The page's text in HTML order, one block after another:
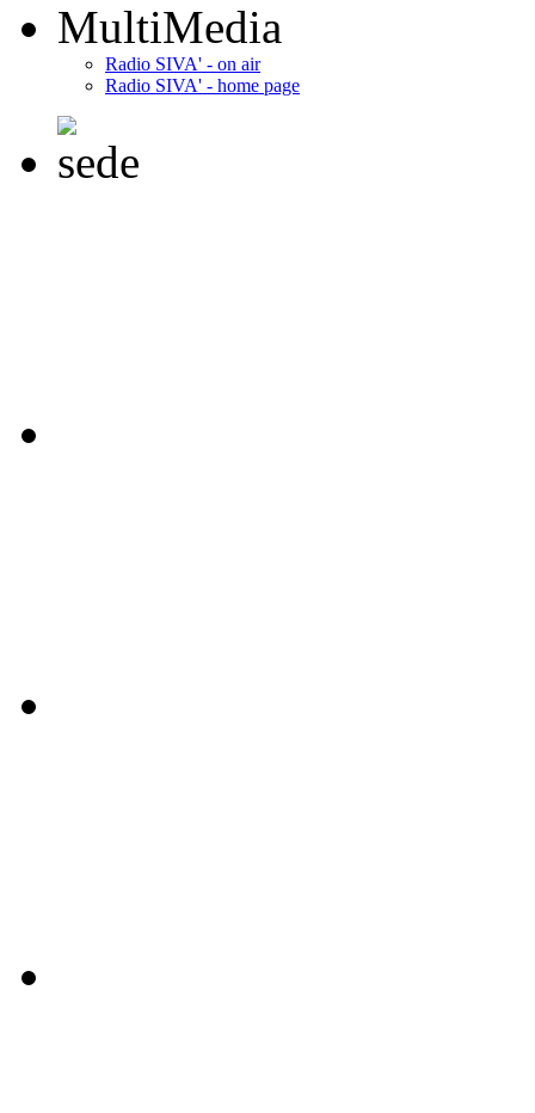
MultiMedia
Radio SIVA' - on air
Radio SIVA' - home page